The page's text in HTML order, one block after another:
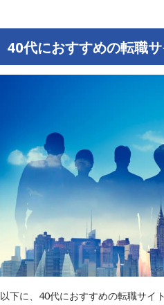
40代におすすめの転職
以下に、40代におすすめの転職サイ